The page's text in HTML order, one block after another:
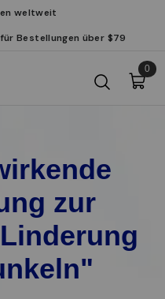
weltweit
Bestellungen über $79
0
zur